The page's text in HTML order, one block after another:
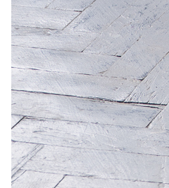
Фото: Александр Собкив.
культурных
В своём творчестве Максим
память, отношения и
каждое произведение
атмосферой. За кажущейся
глубокие размышления о
- Наверное, у каждого в